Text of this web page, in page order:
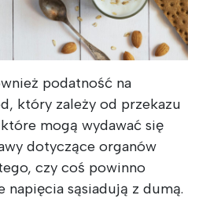
podatność na
który zależy od przekazu
mogą wydawać się
dotyczące organów
czy coś powinno
napięcia sąsiadują z dumą.